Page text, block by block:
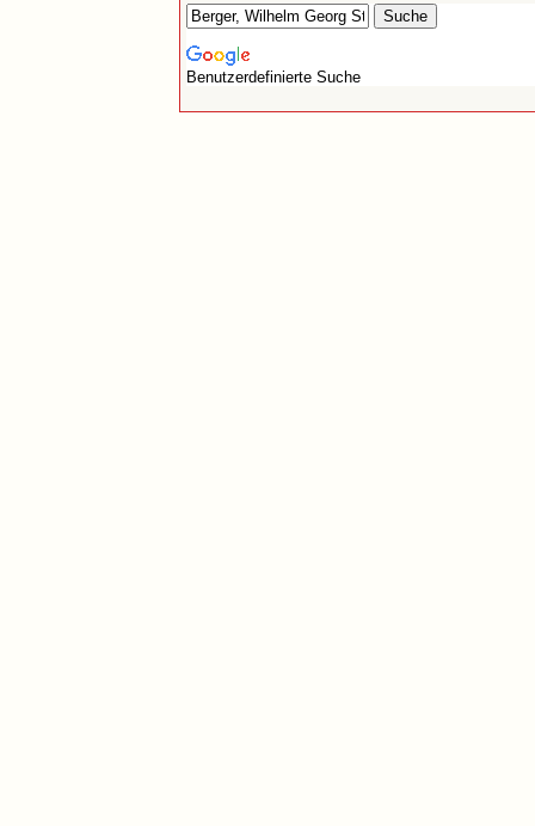
Benutzerdefinierte Suche